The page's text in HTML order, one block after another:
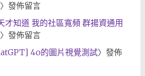
〉發佈留言
才知道 我的社區寬頻 群揚資通用
〉發佈留言
4o的圖片視覺測試〉發佈